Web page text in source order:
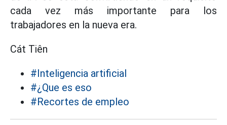
cada vez más importante para los
trabajadores en la nueva era.
Cát Tiên
#Inteligencia artificial
#¿Que es eso
#Recortes de empleo